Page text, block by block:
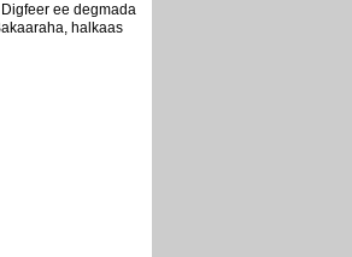
ee degmada
halkaas